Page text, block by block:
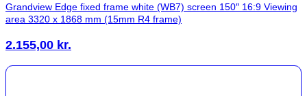
Grandview Edge fixed frame white (WB7) screen 150″ 16:9 Viewing
area 3320 x 1868 mm (15mm R4 frame)
2.155,00 kr.